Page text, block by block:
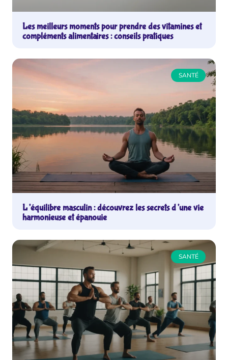
Les meilleurs moments pour prendre des vitamines et
compléments alimentaires : conseils pratiques
SANTÉ
L’équilibre masculin : découvrez les secrets d’une vie
harmonieuse et épanouie
SANTÉ